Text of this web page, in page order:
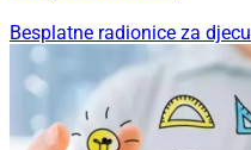
Besplatne radionice za djecu